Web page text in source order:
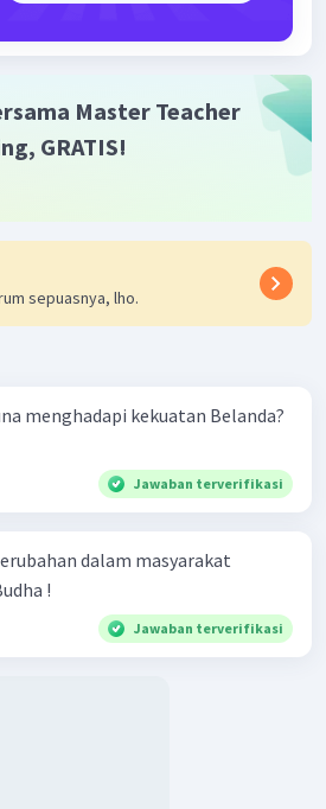
Master Teacher
GRATIS!
sepuasnya, lho.
menghadapi kekuatan Belanda?
Jawaban terverifikasi
dalam masyarakat
!
Jawaban terverifikasi